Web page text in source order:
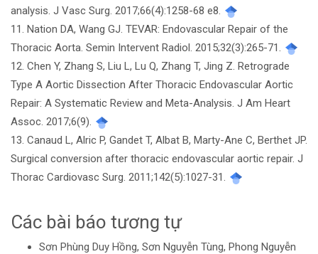
analysis. J Vasc Surg. 2017;66(4):1258-68 e8.
11. Nation DA, Wang GJ. TEVAR: Endovascular Repair of the
Thoracic Aorta. Semin Intervent Radiol. 2015;32(3):265-71.
12. Chen Y, Zhang S, Liu L, Lu Q, Zhang T, Jing Z. Retrograde
Type A Aortic Dissection After Thoracic Endovascular Aortic
Repair: A Systematic Review and Meta-Analysis. J Am Heart
Assoc. 2017;6(9).
13. Canaud L, Alric P, Gandet T, Albat B, Marty-Ane C, Berthet JP.
Surgical conversion after thoracic endovascular aortic repair. J
Thorac Cardiovasc Surg. 2011;142(5):1027-31.
Các bài báo tương tự
Sơn Phùng Duy Hồng, Sơn Nguyễn Tùng, Phong Nguyễn